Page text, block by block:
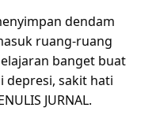
dendam
ruang-ruang
banget buat
depresi, sakit hati
JURNAL.